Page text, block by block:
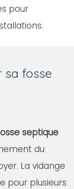
pour
sa fosse
septique
du
La vidange
pour plusieurs